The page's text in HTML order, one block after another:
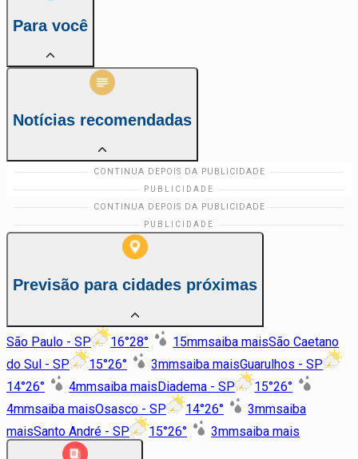
Para você
Notícias recomendadas
Previsão para cidades próximas
São Paulo - SP 16°28° 15mmsaiba maisSão Caetano
do Sul - SP
15°26° 3mmsaiba maisGuarulhos - SP
14°26° 4mmsaiba maisDiadema - SP 15°26°
4mmsaiba maisOsasco - SP 14°26° 3mmsaiba
maisSanto André - SP 15°26° 3mmsaiba mais